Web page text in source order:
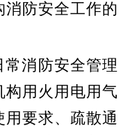
消防安全工作的
消防安全管理
构用火用电用气
要求、疏散通